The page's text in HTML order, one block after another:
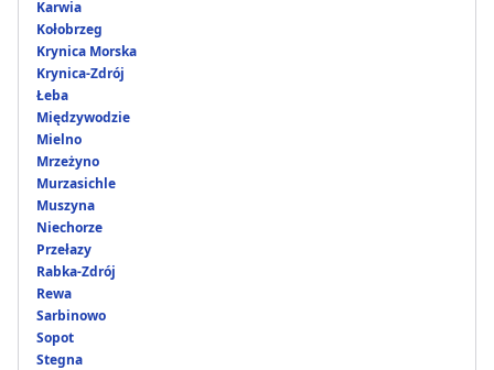
Karwia
Kołobrzeg
Krynica Morska
Krynica-Zdrój
Łeba
Międzywodzie
Mielno
Mrzeżyno
Murzasichle
Muszyna
Niechorze
Przełazy
Rabka-Zdrój
Rewa
Sarbinowo
Sopot
Stegna